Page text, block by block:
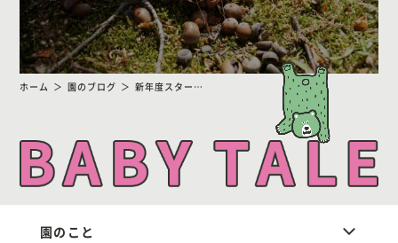
ホーム 園のブログ 新年度スタート！！
園のこと